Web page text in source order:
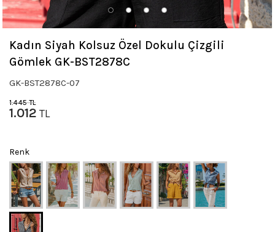
Kadın Siyah Kolsuz Özel Dokulu Çizgili
Gömlek GK-BST2878C
GK-BST2878C-07
1.445TL
1.012 TL
Renk